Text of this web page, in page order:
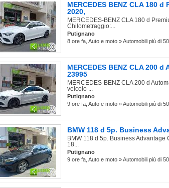
MERCEDES BENZ CLA 180
2020,
MERCEDES-BENZ CLA 180 d
Chilometraggio:...
Putignano
8 ore fa, Auto e moto » Automobili più di
MERCEDES BENZ CLA 200
23995
MERCEDES-BENZ CLA 200 d
veicolo ...
Putignano
9 ore fa, Auto e moto » Automobili più di
BMW 118 d 5p. Business
BMW 118 d 5p. Business
18...
Putignano
9 ore fa, Auto e moto » Automobili più di